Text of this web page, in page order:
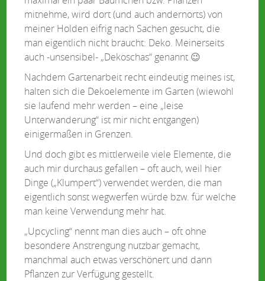
mitnehme, wird dort (und auch andernorts) von
meiner Holden eifrig nach Sachen gesucht, die
man eigentlich nicht braucht: Deko. Meinerseits
auch -unsensibel- „Dekoschas“ genannt 😉
Nachdem Gartenarbeit recht eindeutig meines ist,
halten sich die Dekoelemente im Garten (wiewohl
sie laufend mehr werden – eine „leise
Unterwanderung“ ist mir nicht entgangen)
einigermaßen in Grenzen.
Und doch gibt es mittlerweile viele Elemente, die
auch mir durchaus gefallen – oft auch, weil hier
Dinge („Klumpert“) verwendet werden, die man
eigentlich sonst wegwerfen würde bzw. für welche
man keine Verwendung mehr hat.
„Upcycling“ nennt man dies auch – oft ohne
besondere Anstrengung nutzbar gemacht,
manchmal auch etwas verschönert und dann
Pflanzen zur Verfügung gestellt.